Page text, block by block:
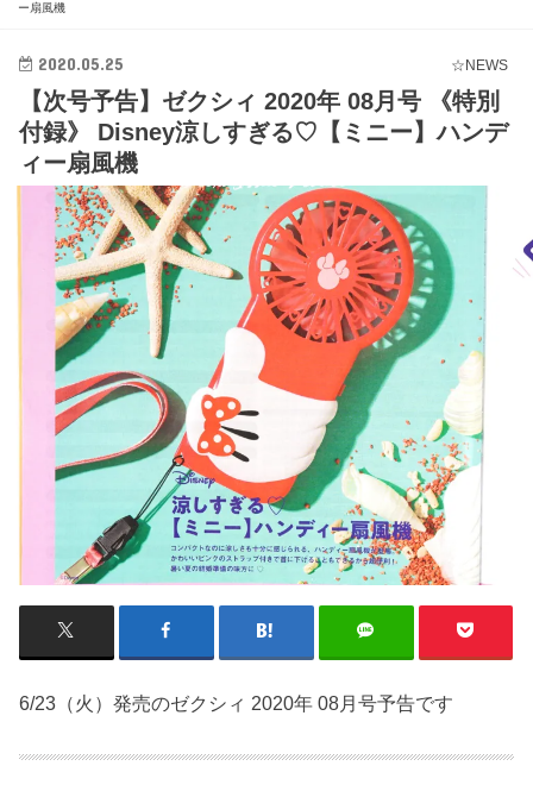
ー扇風機
☆NEWS
2020.05.25
【次号予告】ゼクシィ 2020年 08月号 《特別
付録》 Disney涼しすぎる♡【ミニー】ハンデ
ィー扇風機
6/23（火）発売のゼクシィ 2020年 08月号予告です